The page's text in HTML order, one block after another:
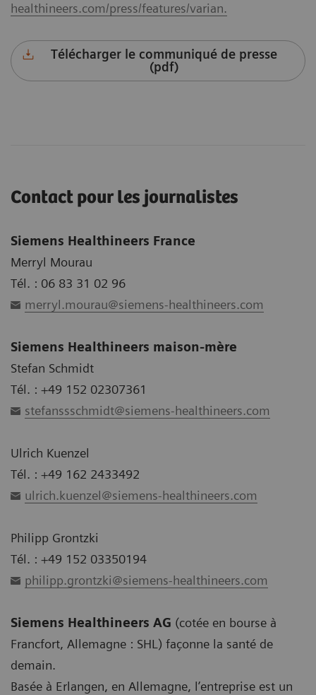
healthineers.com/press/features/varian.
Télécharger le communiqué de presse
(pdf)
Contact pour les journalistes
Siemens Healthineers France
Merryl Mourau
Tél. : 06 83 31 02 96
merryl.mourau@siemens-healthineers.com
Siemens Healthineers maison-mère
Stefan Schmidt
Tél. : +49 152 02307361
stefanssschmidt@siemens-healthineers.com
Ulrich Kuenzel
Tél. : +49 162 2433492
ulrich.kuenzel@siemens-healthineers.com
Philipp Grontzki
Tél. : +49 152 03350194
philipp.grontzki@siemens-healthineers.com
Siemens Healthineers AG (cotée en bourse à
Francfort, Allemagne : SHL) façonne la santé de
demain.
Basée à Erlangen, en Allemagne, l’entreprise est un